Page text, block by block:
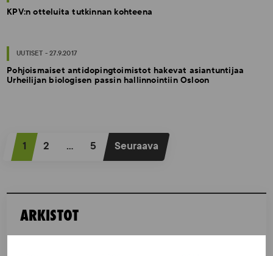
KPV:n otteluita tutkinnan kohteena
UUTISET - 27.9.2017
Pohjoismaiset antidopingtoimistot hakevat asiantuntijaa
Urheilijan biologisen passin hallinnointiin Osloon
A
r
1 2 … 5 Seuraava
ARKISTOT